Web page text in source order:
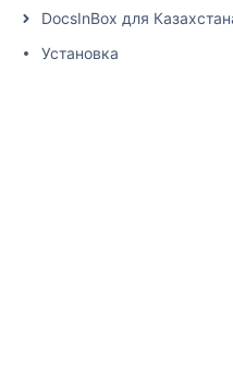
DocsInBox для
Установка